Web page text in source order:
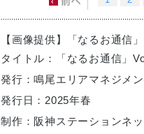
【画像提供】「なるお通信
タイトル：「なるお通信」
発行：鳴尾エリアマネジメ
発行日：2025年春
制作：阪神ステーションネッ